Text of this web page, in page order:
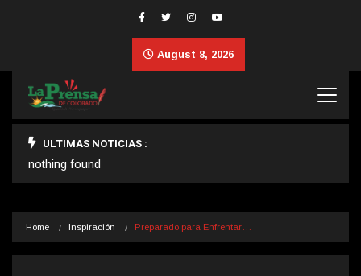
August 8, 2026
ULTIMAS NOTICIAS :
nothing found
Home Inspiración Preparado para Enfrentar…